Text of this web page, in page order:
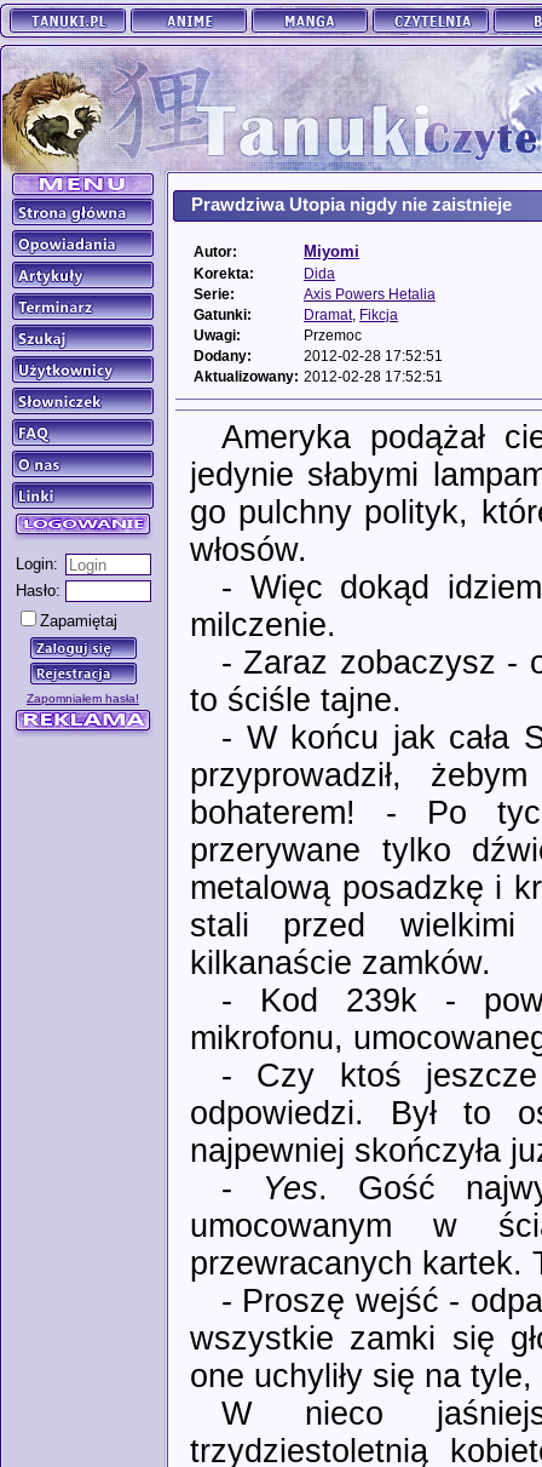
Login:
Hasło:
Zapamiętaj
Zapomniałem hasła!
Prawdziwa Utopia nigdy nie zaistnieje
Autor: Miyomi
Korekta:
Dida
Serie:
Axis Powers Hetalia
Gatunki:
Dramat, Fikcja
Uwagi:
Przemoc
Dodany:
2012-02-28 17:52:51
Aktualizowany: 2012-02-28 17:52:51
Ameryka podążał
jedynie słabymi
go pulchny polityk,
włosów.
- Więc dokąd
milczenie.
- Zaraz zobaczysz -
to ściśle tajne.
- W końcu jak cała
przyprowadził,
bohaterem! - Po
przerywane tylko
metalową posadzkę i
stali przed wielkimi
kilkanaście zamków.
- Kod 239k -
mikrofonu,
- Czy ktoś
odpowiedzi. Był to
najpewniej skończyła
- Yes. Gość
umocowanym w
przewracanych kartek.
- Proszę wejść -
wszystkie zamki się
one uchyliły się na
W nieco
trzydziestoletnią